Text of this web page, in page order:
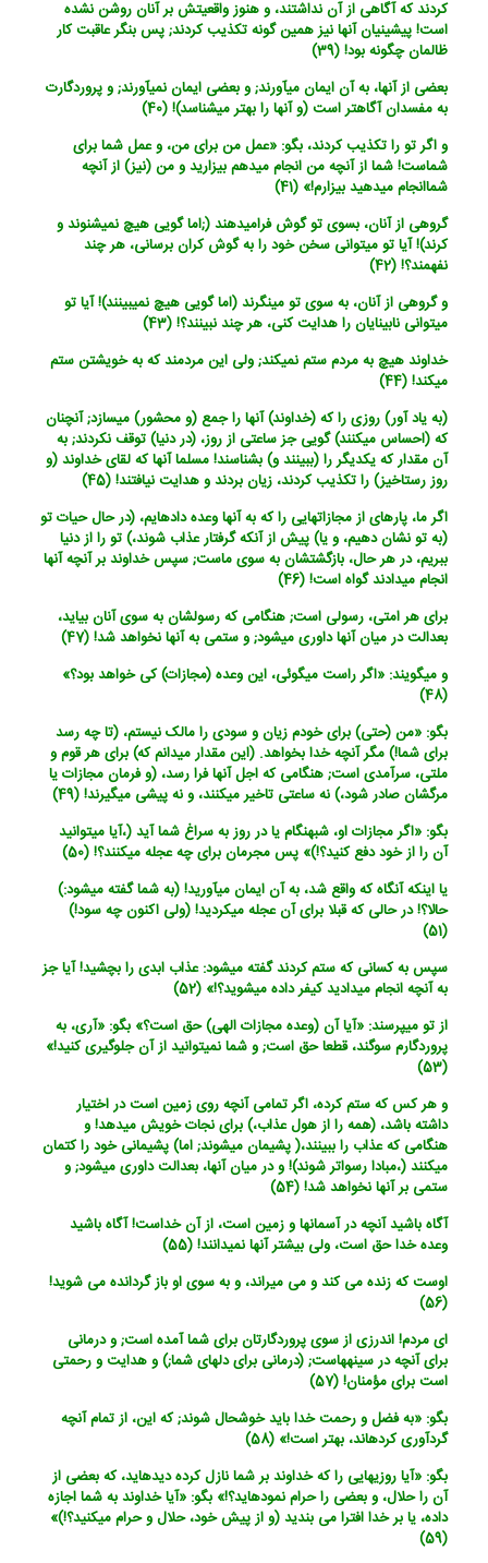
کردند که آگاهی از آن نداشتند، و هنوز واقعیتش بر آنان روشن نشده
است! پیشینیان آنها نیز همین گونه تکذیب کردند; پس بنگر عاقبت کار
ظالمان چگونه بود! (39)
بعضی از آنها، به آن ایمان می‏آورند; و بعضی ایمان نمی‏آورند; و پروردگارت
به مفسدان آگاهتر است (و آنها را بهتر می‏شناسد)! (40)
و اگر تو را تکذیب کردند، بگو: «عمل من برای من، و عمل شما برای
شماست! شما از آنچه من انجام می‏دهم بیزارید و من (نیز) از آنچه
شماانجام می‏دهید بیزارم!» (41)
گروهی از آنان، بسوی تو گوش فرامی‏دهند (;اما گویی هیچ نمی‏شنوند و
کرند)! آیا تو می‏توانی سخن خود را به گوش کران برسانی، هر چند
نفهمند؟! (42)
و گروهی از آنان، به سوی تو می‏نگرند (اما گویی هیچ نمی‏بینند)! آیا تو
می‏توانی نابینایان را هدایت کنی، هر چند نبینند؟! (43)
خداوند هیچ به مردم ستم نمی‏کند; ولی این مردمند که به خویشتن ستم
می‏کند! (44)
(به یاد آور) روزی را که (خداوند) آنها را جمع (و محشور) می‏سازد; آنچنان
که (احساس می‏کنند) گویی جز ساعتی از روز، (در دنیا) توقف نکردند; به
آن مقدار که یکدیگر را (ببینند و) بشناسند! مسلما آنها که لقای خداوند (و
روز رستاخیز) را تکذیب کردند، زیان بردند و هدایت نیافتند! (45)
اگر ما، پاره‏ای از مجازاتهایی را که به آنها وعده داده‏ایم، (در حال حیات تو
(به تو نشان دهیم، و یا) پیش از آنکه گرفتار عذاب شوند،) تو را از دنیا
ببریم، در هر حال، بازگشتشان به سوی ماست; سپس خداوند بر آنچه آنها
انجام می‏دادند گواه است! (46)
برای هر امتی، رسولی است; هنگامی که رسولشان به سوی آنان بیاید،
بعدالت در میان آنها داوری می‏شود; و ستمی به آنها نخواهد شد! (47)
و می‏گویند: «اگر راست می‏گوئی، این وعده (مجازات) کی خواهد بود؟»
(48)
بگو: «من (حتی) برای خودم زیان و سودی را مالک نیستم، (تا چه رسد
برای شما!) مگر آنچه خدا بخواهد. (این مقدار می‏دانم که) برای هر قوم و
ملتی، سرآمدی است; هنگامی که اجل آنها فرا رسد، (و فرمان مجازات یا
مرگشان صادر شود،) نه ساعتی تاخیر می‏کنند، و نه پیشی می‏گیرند! (49)
بگو: «اگر مجازات او، شب‏هنگام یا در روز به سراغ شما آید (،آیا می‏توانید
آن را از خود دفع کنید؟!)» پس مجرمان برای چه عجله می‏کنند؟! (50)
یا اینکه آنگاه که واقع شد، به آن ایمان می‏آورید! (به شما گفته می‏شود:)
حالا؟! در حالی که قبلا برای آن عجله می‏کردید! (ولی اکنون چه سود!)
(51)
سپس به کسانی که ستم کردند گفته می‏شود: عذاب ابدی را بچشید! آیا جز
به آنچه انجام می‏دادید کیفر داده می‏شوید؟!» (52)
از تو می‏پرسند: «آیا آن (وعده مجازات الهی) حق است؟» بگو: «آری، به
پروردگارم سوگند، قطعا حق است; و شما نمی‏توانید از آن جلوگیری کنید!»
(53)
و هر کس که ستم کرده، اگر تمامی آنچه روی زمین است در اختیار
داشته باشد، (همه را از هول عذاب،) برای نجات خویش می‏دهد! و
هنگامی که عذاب را ببینند،( پشیمان می‏شوند; اما) پشیمانی خود را کتمان
می‏کنند (،مبادا رسواتر شوند)! و در میان آنها، بعدالت داوری می‏شود; و
ستمی بر آنها نخواهد شد! (54)
آگاه باشید آنچه در آسمانها و زمین است، از آن خداست! آگاه باشید
وعده خدا حق است، ولی بیشتر آنها نمی‏دانند! (55)
اوست که زنده می کند و می میراند، و به سوی او باز گردانده می شوید!
(56)
ای مردم! اندرزی از سوی پروردگارتان برای شما آمده است; و درمانی
برای آنچه در سینه‏هاست; (درمانی برای دلهای شما;) و هدایت و رحمتی
است برای مؤمنان! (57)
بگو: «به فضل و رحمت خدا باید خوشحال شوند; که این، از تمام آنچه
گردآوری کرده‏اند، بهتر است!» (58)
بگو: «آیا روزیهایی را که خداوند بر شما نازل کرده دیده‏اید، که بعضی از
آن را حلال، و بعضی را حرام نموده‏اید؟!» بگو: «آیا خداوند به شما اجازه
داده، یا بر خدا افترا می بندید (و از پیش خود، حلال و حرام می‏کنید؟!)»
(59)